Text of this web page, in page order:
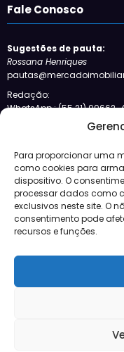
Para proporcionar uma
como cookies para
dispositivo. O
processar dados como
exclusivos neste site. O
consentimento pode
recursos e funções.
Sugestões de pauta:
Rossana Henriques
Redação:
WhatsApp.: (55 21) 99662-
Siga-nos no Bloglovin
Crédito
Design
JBFM
Lançamentos
Mercado
Negócios
Vídeos